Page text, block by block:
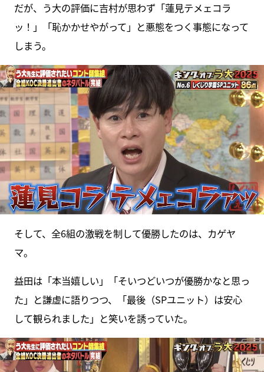
だが、う大の評価に吉村が思わず「蓮見テメェコラ
ッ！」「恥かかせやがって」と悪態をつく事態になって
しまう。
そして、全6組の激戦を制して優勝したのは、カゲヤ
マ。
益田は「本当嬉しい」「そいつどいつが優勝かなと思っ
た」と謙虚に語りつつ、「最後（SPユニット）は安心
して観られました」と笑いを誘っていた。